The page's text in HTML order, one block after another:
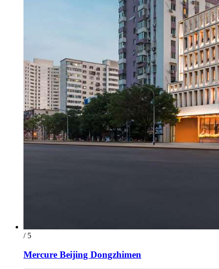
/ 5
Mercure Beijing Dongzhimen